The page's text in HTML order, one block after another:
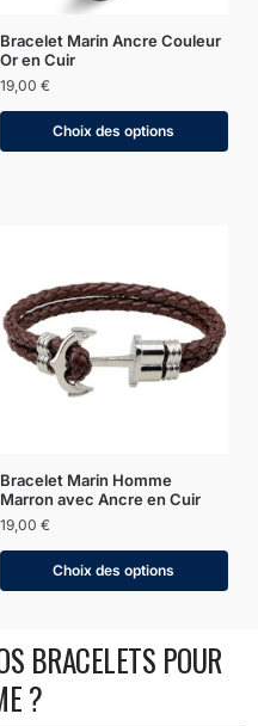
Bracelet Marin Ancre Couleur
Or en Cuir
19,00 €
Choix des options
Bracelet Marin Homme
Marron avec Ancre en Cuir
19,00 €
Choix des options
BRACELETS POUR
?